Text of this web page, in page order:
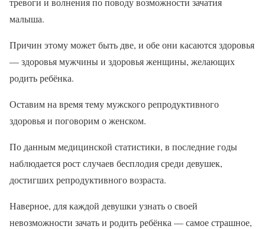
малыша.
Причин этому может быть две, и обе они касаются здоровья
— здоровья мужчины и здоровья женщины, желающих
родить ребёнка.
Оставим на время тему мужского репродуктивного
здоровья и поговорим о женском.
По данным медицинской статистики, в последние годы
наблюдается рост случаев бесплодия среди девушек,
достигших репродуктивного возраста.
Наверное, для каждой девушки узнать о своей
невозможности зачать и родить ребёнка — самое страшное,